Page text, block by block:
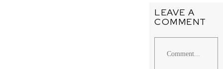
LEAVE A
COMMENT